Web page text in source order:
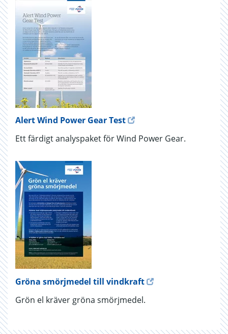
Alert Wind Power Gear Test
Ett färdigt analyspaket för Wind Power Gear.
Gröna smörjmedel till vindkraft
Grön el kräver gröna smörjmedel.